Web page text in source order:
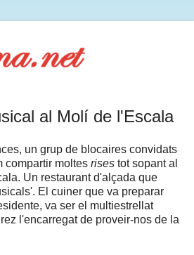
al Molí de l'Escala
un grup de blocaires convidats
compartir moltes rises tot sopant al
Un restaurant d'alçada que
El cuiner que va preparar
va ser el multiestrellat
l'encarregat de proveir-nos de la